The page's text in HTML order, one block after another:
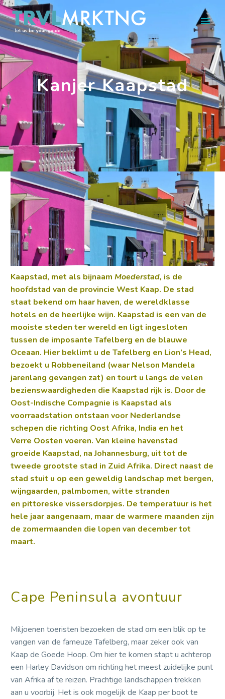
Kanjer Kaapstad
Kaapstad, met als bijnaam Moederstad, is de
hoofdstad van de provincie West Kaap. De stad
staat bekend om haar haven, de wereldklasse
hotels en de heerlijke wijn. Kaapstad is een van de
mooiste steden ter wereld en ligt ingesloten
tussen de imposante Tafelberg en de blauwe
Oceaan. Hier beklimt u de Tafelberg en Lion’s Head,
bezoekt u Robbeneiland (waar Nelson Mandela
jarenlang gevangen zat) en tourt u langs de velen
bezienswaardigheden die Kaapstad rijk is. Door de
Oost-Indische Compagnie is Kaapstad als
voorraadstation ontstaan voor Nederlandse
schepen die richting Oost Afrika, India en het
Verre Oosten voeren. Van kleine havenstad
groeide Kaapstad, na Johannesburg, uit tot de
tweede grootste stad in Zuid Afrika. Direct naast de
stad stuit u op een geweldig landschap met bergen,
wijngaarden, palmbomen, witte stranden
en pittoreske vissersdorpjes. De temperatuur is het
hele jaar aangenaam, maar de warmere maanden zijn
de zomermaanden die lopen van december tot
maart.
Cape Peninsula avontuur
Miljoenen toeristen bezoeken de stad om een blik op te
vangen van de fameuze Tafelberg, maar zeker ook van
Kaap de Goede Hoop. Om hier te komen stapt u achterop
een Harley Davidson om richting het meest zuidelijke punt
van Afrika af te reizen. Prachtige landschappen trekken
aan u voorbij. Het is ook mogelijk de Kaap per boot te